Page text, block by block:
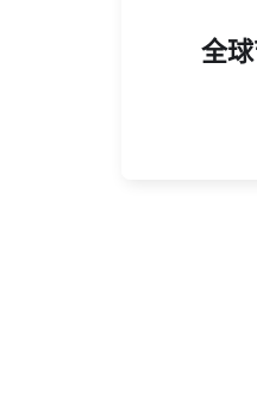
全
提供高效